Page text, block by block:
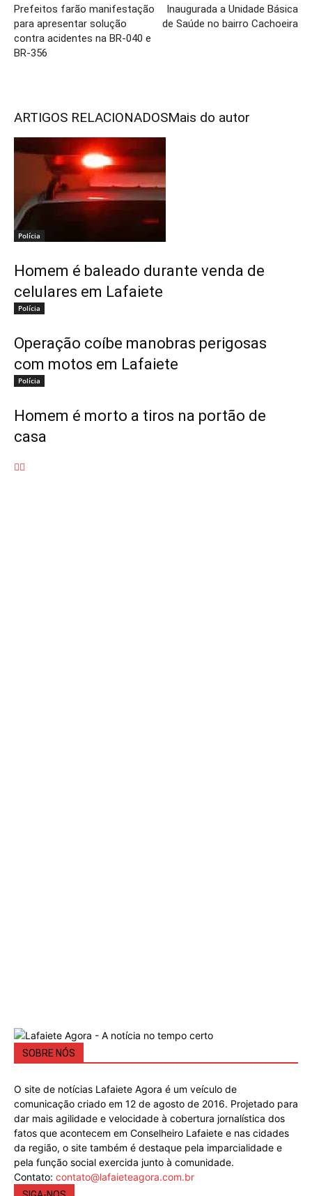
Prefeitos farão manifestação
para apresentar solução
contra acidentes na BR-040 e
BR-356
Inaugurada a Unidade Básica
de Saúde no bairro Cachoeira
ARTIGOS RELACIONADOSMais do autor
Polícia
Homem é baleado durante venda de
celulares em Lafaiete
Polícia
Operação coíbe manobras perigosas
com motos em Lafaiete
Polícia
Homem é morto a tiros na portão de
casa
SOBRE NÓS
O site de notícias Lafaiete Agora é um veículo de
comunicação criado em 12 de agosto de 2016. Projetado para
dar mais agilidade e velocidade à cobertura jornalística dos
fatos que acontecem em Conselheiro Lafaiete e nas cidades
da região, o site também é destaque pela imparcialidade e
pela função social exercida junto à comunidade.
Contato: contato@lafaieteagora.com.br